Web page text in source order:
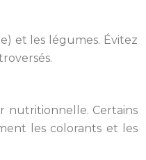
et les légumes. Évitez
nutritionnelle. Certains
les colorants et les